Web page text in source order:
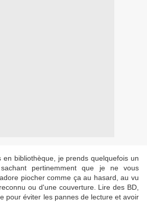
en bibliothèque, je prends quelquefois un
pertinemment que je ne vous
piocher comme ça au hasard, au vu
ou d'une couverture. Lire des BD,
pour éviter les pannes de lecture et avoir